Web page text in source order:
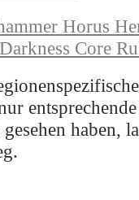
gesehen haben,